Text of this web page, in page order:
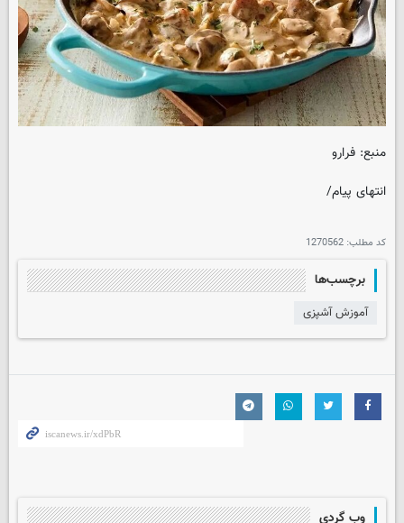
منبع: فرارو
انتهای پیام/
کد مطلب: 1270562
برچسب‌ها
آموزش آشپزی
وب گردی